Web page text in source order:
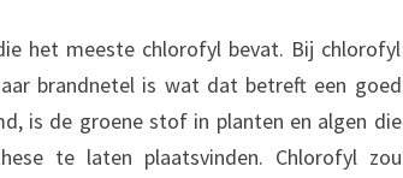
het meeste chlorofyl bevat. Bij chlorofyl
brandnetel is wat dat betreft een goed
is de groene stof in planten en algen die
te laten plaatsvinden. Chlorofyl zou